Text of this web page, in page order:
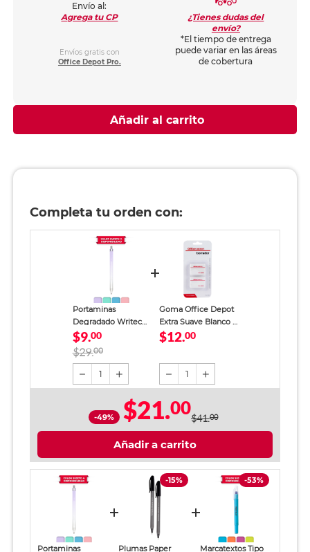
Envío al:
Agrega tu CP
Envíos gratis con
Office Depot Pro.
¿Tienes dudas del
envío?
*El tiempo de entrega
puede variar en las áreas
de cobertura
Añadir al carrito
Completa tu orden con:
Portaminas
Degradado Writech
Aurora 0.5 mm
$9.00
$29.00
1
Goma Office Depot
Extra Suave Blanco 2
piezas
$12.00
1
-49% $21.00$41.00
Añadir a carrito
Portaminas
-15%
Plumas Paper
-53%
Marcatextos Tipo